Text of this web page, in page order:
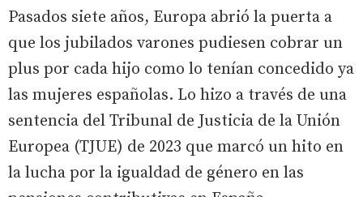
Pasados siete años, Europa abrió la puerta a
que los jubilados varones pudiesen cobrar un
plus por cada hijo como lo tenían concedido ya
las mujeres españolas. Lo hizo a través de una
sentencia del Tribunal de Justicia de la Unión
Europea (TJUE) de 2023 que marcó un hito en
la lucha por la igualdad de género en las